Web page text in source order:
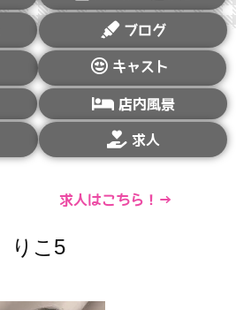
ブログ
キャスト
店内風景
求人
求人はこちら！→
りこ5